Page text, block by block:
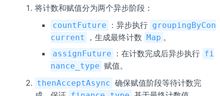
将计数和赋值分为两个异步阶段：
countFuture ：异步执行 groupingByCon
current
，生成最终计数 Map 。
assignFuture ：在计数完成后异步执行 fi
nance_type 赋值。
thenAcceptAsync 确保赋值阶段等待计数完